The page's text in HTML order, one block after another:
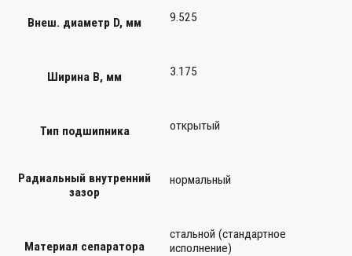
Внеш. диаметр D, мм 9.525
Ширина B, мм 3.175
Тип подшипника открытый
Радиальный внутренний
зазор
нормальный
Материал сепаратора
стальной (стандартное
исполнение)